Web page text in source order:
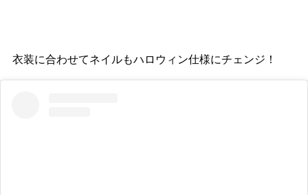
衣装に合わせてネイルもハロウィン仕様にチェンジ！